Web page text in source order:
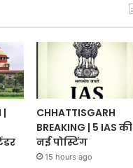
|
CHHATTISGARH
BREAKING | 5 IAS की
नई पोस्टिंग
15 hours ago